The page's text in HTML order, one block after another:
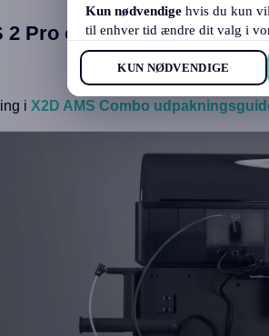
2 Pro og spoleholderen
i X2D AMS Combo
Kun nødvendige hvis du kun
til enhver tid ændre dit valg i
KUN NØDVENDIGE